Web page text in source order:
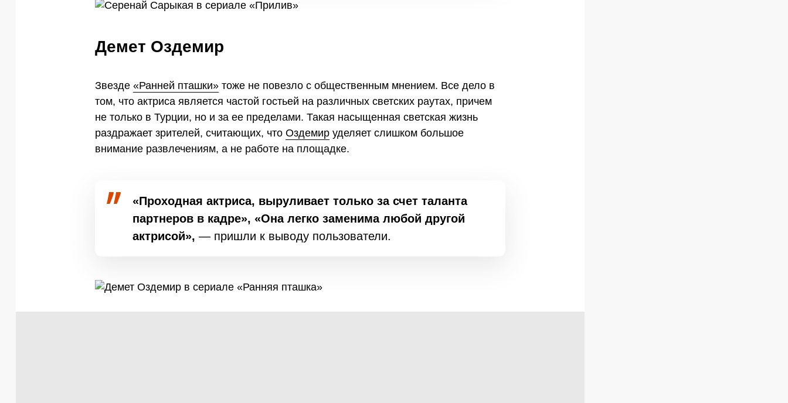
Демет Оздемир
Звезде «Ранней пташки» тоже не повезло с общественным мнением. Все дело в
том, что актриса является частой гостьей на различных светских раутах, причем
не только в Турции, но и за ее пределами. Такая насыщенная светская жизнь
раздражает зрителей, считающих, что Оздемир уделяет слишком большое
внимание развлечениям, а не работе на площадке.
«Проходная актриса, выруливает только за счет таланта
партнеров в кадре», «Она легко заменима любой другой
актрисой», — пришли к выводу пользователи.